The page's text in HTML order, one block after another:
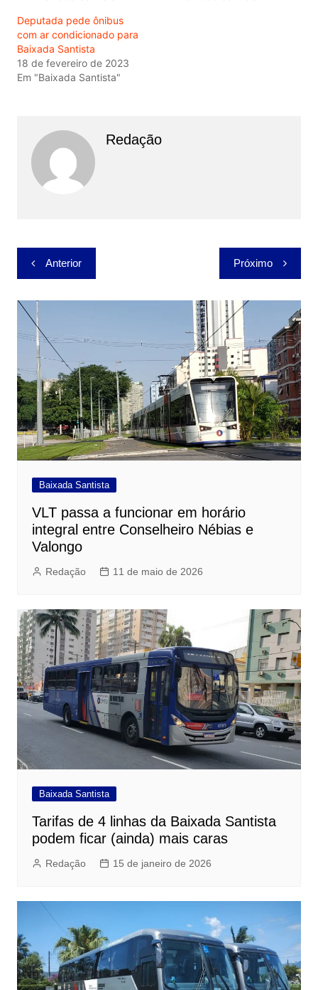
Deputada pede ônibus
com ar condicionado para
Baixada Santista
18 de fevereiro de 2023
Em "Baixada Santista"
Redação
Navegação
de
Post
Anterior Próximo
Baixada Santista
VLT passa a funcionar em horário
integral entre Conselheiro Nébias e
Valongo
Redação 11 de maio de 2026
Baixada Santista
Tarifas de 4 linhas da Baixada Santista
podem ficar (ainda) mais caras
Redação 15 de janeiro de 2026